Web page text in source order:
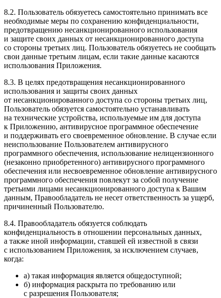
8.2. Пользователь обязуетесь самостоятельно принимать все
необходимые меры по сохранению конфиденциальности,
предотвращению несанкционированного использования
и защите своих данных от несанкционированного доступа
со стороны третьих лиц. Пользователь обязуетесь не сообщать
свои данные третьим лицам, если такие данные касаются
использования Приложения.
8.3. В целях предотвращения несанкционированного
использования и защиты своих данных
от несанкционированного доступа со стороны третьих лиц,
Пользователь обязуется самостоятельно устанавливать
на технические устройства, используемые им для доступа
к Приложению, антивирусное программное обеспечение
и поддерживать его своевременное обновление. В случае если
неиспользование Пользователем антивирусного
программного обеспечения, использование нелицензионного
(незаконно приобретенного) антивирусного программного
обеспечения или несвоевременное обновление антивирусного
программного обеспечения повлекут за собой получение
третьими лицами несанкционированного доступа к Вашим
данным, Правообладатель не несет ответственность за ущерб,
причиненный Пользователю.
8.4. Правообладатель обязуется соблюдать
конфиденциальность в отношении персональных данных,
а также иной информации, ставшей ей известной в связи
с использованием Приложения, за исключением случаев,
когда:
а) такая информация является общедоступной;
б) информация раскрыта по требованию или
с разрешения Пользователя;